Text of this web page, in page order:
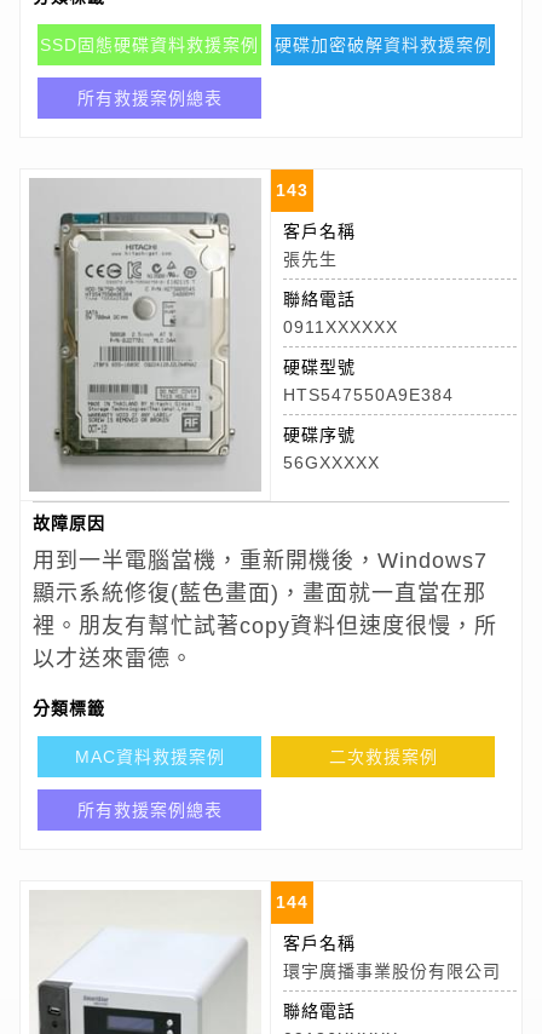
SSD固態硬碟資料救援案例 硬碟加密破解資料救援案例
所有救援案例總表
143
客戶名稱
張先生
聯絡電話
0911XXXXXX
硬碟型號
HTS547550A9E384
硬碟序號
56GXXXXX
故障原因
用到一半電腦當機，重新開機後，Windows7
顯示系統修復(藍色畫面)，畫面就一直當在那
裡。朋友有幫忙試著copy資料但速度很慢，所
以才送來雷德。
分類標籤
MAC資料救援案例 二次救援案例
所有救援案例總表
144
客戶名稱
環宇廣播事業股份有限公司
聯絡電話